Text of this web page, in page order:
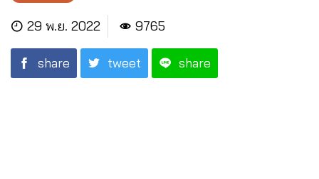
29 พ.ย. 2022 9765
share tweet share